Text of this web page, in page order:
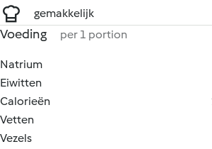
gemakkelijk
Voeding per 1 portion
Natrium
Eiwitten
Calorieën
Vetten
Vezels